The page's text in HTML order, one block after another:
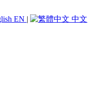
EN | 中文